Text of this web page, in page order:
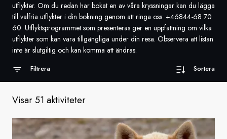
Tyskland
Schweiz
Norge
utflykter. Om du redan har bokat en av våra kryssningar kan du lägga
till valfria utflykter i din bokning genom att ringa oss: +46844-68 70
60. Utflyktsprogrammet som presenteras ger en uppfattning om vilka
utflykter som kan vara tillgängliga under din resa. Observera att listan
inte är slutgiltig och kan komma att ändras.
Filtrera Sortera
Visar 51 aktiviteter